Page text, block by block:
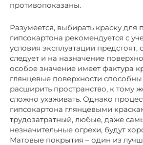
противопоказаны.
Разумеется, выбирать краску для
гипсокартона рекомендуется с
условия эксплуатации предстоят,
следует и на назначение
особое значение имеет фактура
глянцевые поверхности способны
расширить пространство, к тому
сложно ухаживать. Однако
гипсокартона глянцевыми
трудозатратный, любые, даже
незначительные огрехи, будут
Матовые покрытия – один из